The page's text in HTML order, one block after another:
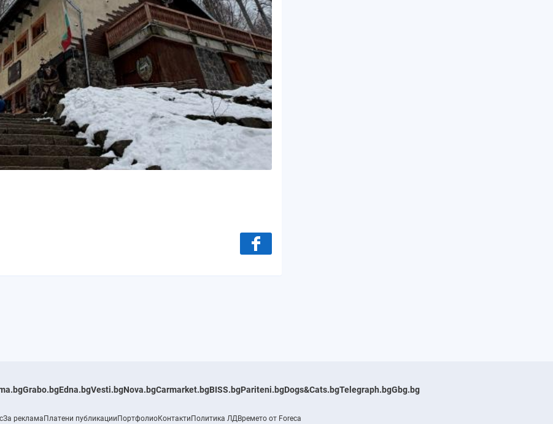
Grabo.bgEdna.bgVesti.bgNova.bgCarmarket.bgBISS.bgPariteni.bgDogs&Cats.bgTelegraph.bgGbg.bg
За рекламаПлатени публикацииПортфолиоКонтактиПолитика ЛДВремето от Foreca